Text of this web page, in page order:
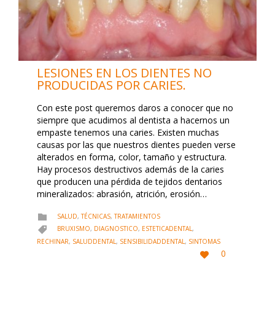
LESIONES EN LOS DIENTES NO
PRODUCIDAS POR CARIES.
Con este post queremos daros a conocer que no
siempre que acudimos al dentista a hacernos un
empaste tenemos una caries. Existen muchas
causas por las que nuestros dientes pueden verse
alterados en forma, color, tamaño y estructura.
Hay procesos destructivos además de la caries
que producen una pérdida de tejidos dentarios
mineralizados: abrasión, atrición, erosión…
 CATEGORY
SALUD,TÉCNICAS,TRATAMIENTOS
 CATEGORY
BRUXISMO, DIAGNOSTICO, ESTETICADENTAL,
RECHINAR, SALUDDENTAL , SENSIBILIDADDENTAL , SINTOMAS
 LOVE
IT
0